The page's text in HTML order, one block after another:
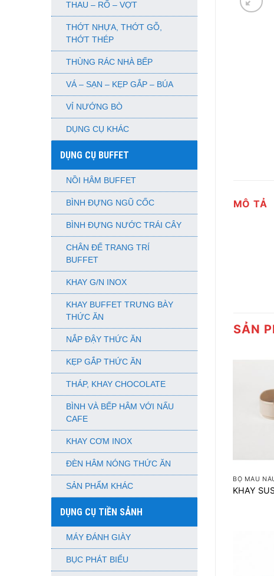
THAU – RỔ – VỢT
THỚT NHỰA, THỚT GỖ,
THỚT THÉP
THÙNG RÁC NHÀ BẾP
VÁ – SẠN – KẸP GẮP – BÚA
VỈ NƯỚNG BÒ
DỤNG CỤ KHÁC
DỤNG CỤ BUFFET
NỒI HÂM BUFFET
BÌNH ĐỰNG NGŨ CỐC
BÌNH ĐỰNG NƯỚC TRÁI CÂY
CHÂN ĐẾ TRANG TRÍ
BUFFET
KHAY G/N INOX
KHAY BUFFET TRƯNG BÀY
THỨC ĂN
NẮP ĐẬY THỨC ĂN
KẸP GẮP THỨC ĂN
THÁP, KHAY CHOCOLATE
BÌNH VÀ BẾP HÂM VỚI NẤU
CAFE
KHAY CƠM INOX
ĐÈN HÂM NÓNG THỨC ĂN
SẢN PHẨM KHÁC
DỤNG CỤ TIỀN SẢNH
MÁY ĐÁNH GIÀY
BỤC PHÁT BIỂU
MÔ TẢ
SẢN
BỘ MÀU
KHAY